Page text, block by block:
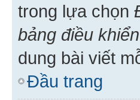
trong lựa chọn
bảng điều
dung bài viết
Đầu trang